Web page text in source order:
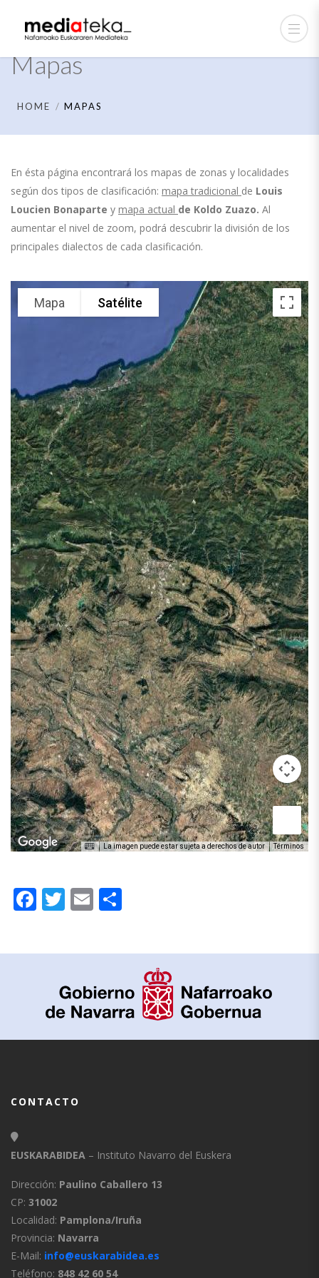
Mapas
HOME MAPAS
En ésta página encontrará los mapas de zonas y localidades
según dos tipos de clasificación: mapa tradicional de Louis
Loucien Bonaparte y mapa actual de Koldo Zuazo. Al
aumentar el nivel de zoom, podrá descubrir la división de los
principales dialectos de cada clasificación.
Mapa Satélite
La imagen puede estar sujeta a derechos de autor Términos
Facebook
Twitter
Email
CONTACTO
EUSKARABIDEA – Instituto Navarro del Euskera
Dirección: Paulino Caballero 13
CP: 31002
Localidad: Pamplona/Iruña
Provincia: Navarra
E-Mail: info@euskarabidea.es
Teléfono: 848 42 60 54